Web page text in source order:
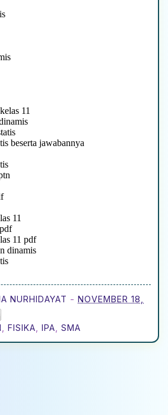
11
beserta jawabannya
11
11 pdf
dinamis
NURHIDAYAT - NOVEMBER 18,
FISIKA IPA SMA